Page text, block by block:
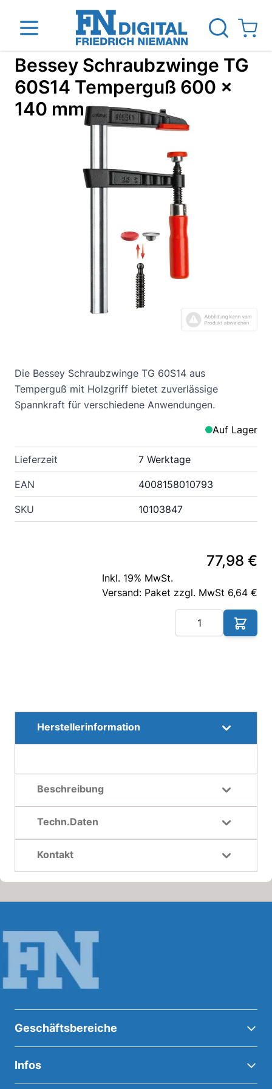
Direkt zum Inhalt
Das Unternehmen
View
Bessey Schraubzwinge TG
60S14 Temperguß 600 x
140 mm
Die Bessey Schraubzwinge TG 60S14 aus
Temperguß mit Holzgriff bietet zuverlässige
Spannkraft für verschiedene Anwendungen.
Auf Lager
Lieferzeit 7 Werktage
EAN 4008158010793
SKU 10103847
77,98 €
Inkl. 19% MwSt.
Versand: Paket zzgl. MwSt 6,64 €
Herstellerinformation
Beschreibung
Techn.Daten
Kontakt
Geschäftsbereiche
Infos